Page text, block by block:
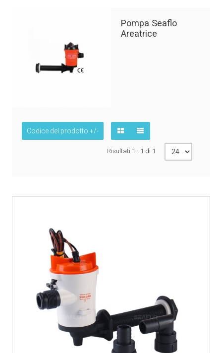
Pompa Seaflo
Areatrice
Codice del prodotto +/-
Risultati 1 - 1 di 1